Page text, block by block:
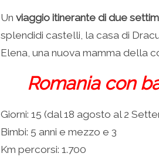
su
Facebook
apre
una
nuova
condividere
su
Twitter
(Si
in
una
condividere
su
Google+
(Si
in
una
condividere
su
LinkedIn
(Si
in
una
stampare
(Si
in
nuova
finestra)
Un viaggio itinerante di due
splendidi castelli, la casa di
Elena, una nuova mamma della
Romania con
Giorni: 15 (dal 18 agosto al 2
Bimbi: 5 anni e mezzo e 3
Km percorsi: 1.700